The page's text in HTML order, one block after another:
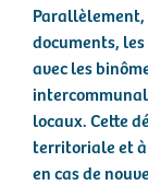
Parallèlement,
documents,
avec les
locaux. Cette
territoriale et
en cas de